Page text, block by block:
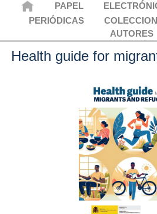
PAPEL
PERIÓDICAS
AUTORES
Health guide for